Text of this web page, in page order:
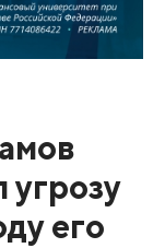
его